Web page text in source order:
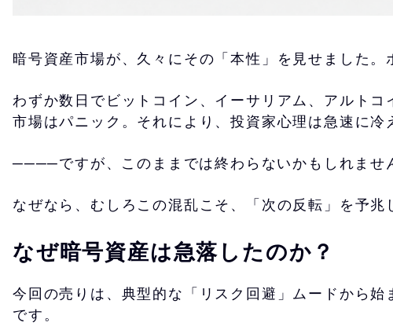
暗号資産市場が、久々にその「本性」を見せました
わずか数日でビットコイン、イーサリアム、アルト
市場はパニック。それにより、投資家心理は急速に冷
────ですが、このままでは終わらないかもしれませ
なぜなら、むしろこの混乱こそ、「次の反転」を予兆
なぜ暗号資産は急落したのか？
今回の売りは、典型的な「リスク回避」ムードから
です。